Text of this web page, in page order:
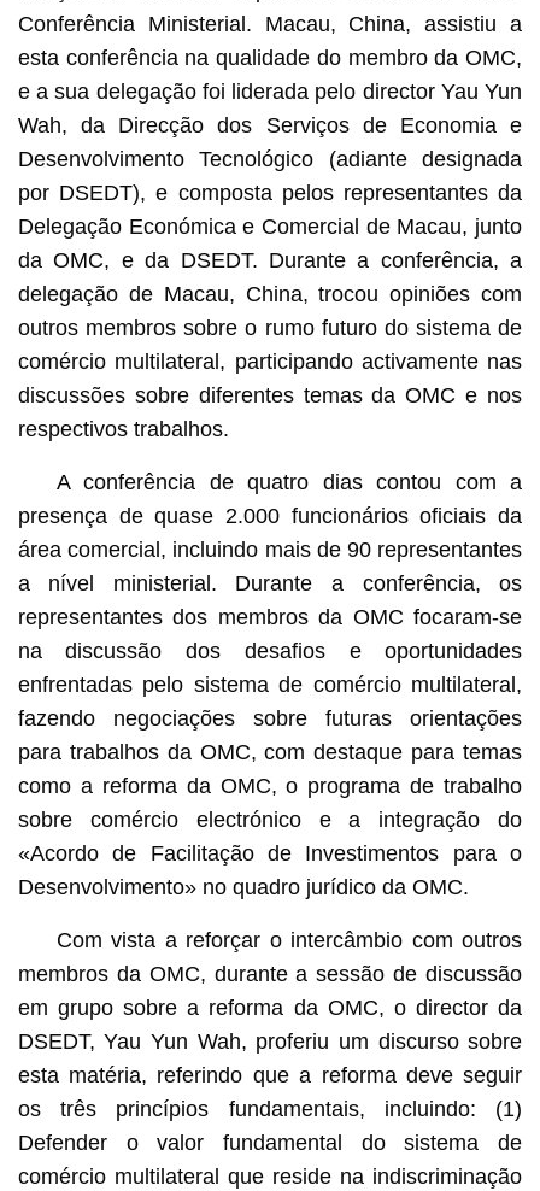
Conferência Ministerial. Macau, China, assistiu a
esta conferência na qualidade do membro da OMC,
e a sua delegação foi liderada pelo director Yau Yun
Wah, da Direcção dos Serviços de Economia e
Desenvolvimento Tecnológico (adiante designada
por DSEDT), e composta pelos representantes da
Delegação Económica e Comercial de Macau, junto
da OMC, e da DSEDT. Durante a conferência, a
delegação de Macau, China, trocou opiniões com
outros membros sobre o rumo futuro do sistema de
comércio multilateral, participando activamente nas
discussões sobre diferentes temas da OMC e nos
respectivos trabalhos.
A conferência de quatro dias contou com a
presença de quase 2.000 funcionários oficiais da
área comercial, incluindo mais de 90 representantes
a nível ministerial. Durante a conferência, os
representantes dos membros da OMC focaram-se
na discussão dos desafios e oportunidades
enfrentadas pelo sistema de comércio multilateral,
fazendo negociações sobre futuras orientações
para trabalhos da OMC, com destaque para temas
como a reforma da OMC, o programa de trabalho
sobre comércio electrónico e a integração do
«Acordo de Facilitação de Investimentos para o
Desenvolvimento» no quadro jurídico da OMC.
Com vista a reforçar o intercâmbio com outros
membros da OMC, durante a sessão de discussão
em grupo sobre a reforma da OMC, o director da
DSEDT, Yau Yun Wah, proferiu um discurso sobre
esta matéria, referindo que a reforma deve seguir
os três princípios fundamentais, incluindo: (1)
Defender o valor fundamental do sistema de
comércio multilateral que reside na indiscriminação